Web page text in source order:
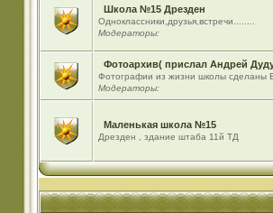
Школа №15 Дрезден
Одноклассники,друзья,встречи........
Модераторы:
Фотоархив( прислал Андрей
Фотографии из жизни школы сделаны
Модераторы:
Маленькая школа №15
Дрезден , здание штаба 11й ТД